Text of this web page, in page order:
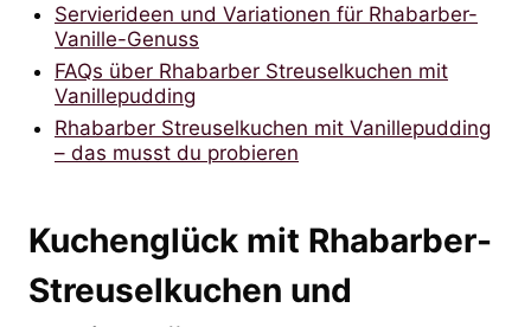
Servierideen und Variationen für Rhabarber-
Vanille-Genuss
FAQs über Rhabarber Streuselkuchen mit
Vanillepudding
Rhabarber Streuselkuchen mit Vanillepudding
– das musst du probieren
Kuchenglück mit Rhabarber-
Streuselkuchen und